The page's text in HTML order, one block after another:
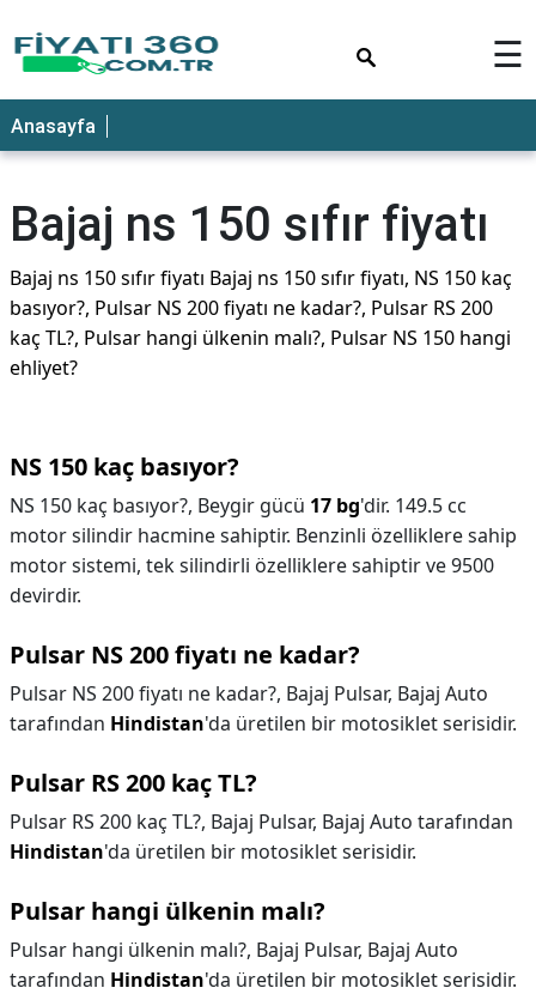
☰
Anasayfa
Bajaj ns 150 sıfır fiyatı
Bajaj ns 150 sıfır fiyatı Bajaj ns 150 sıfır fiyatı, NS 150 kaç
basıyor?, Pulsar NS 200 fiyatı ne kadar?, Pulsar RS 200
kaç TL?, Pulsar hangi ülkenin malı?, Pulsar NS 150 hangi
ehliyet?
NS 150 kaç basıyor?
NS 150 kaç basıyor?, Beygir gücü 17 bg'dir. 149.5 cc
motor silindir hacmine sahiptir. Benzinli özelliklere sahip
motor sistemi, tek silindirli özelliklere sahiptir ve 9500
devirdir.
Pulsar NS 200 fiyatı ne kadar?
Pulsar NS 200 fiyatı ne kadar?, Bajaj Pulsar, Bajaj Auto
tarafından Hindistan'da üretilen bir motosiklet serisidir.
Pulsar RS 200 kaç TL?
Pulsar RS 200 kaç TL?, Bajaj Pulsar, Bajaj Auto tarafından
Hindistan'da üretilen bir motosiklet serisidir.
Pulsar hangi ülkenin malı?
Pulsar hangi ülkenin malı?, Bajaj Pulsar, Bajaj Auto
tarafından Hindistan'da üretilen bir motosiklet serisidir.